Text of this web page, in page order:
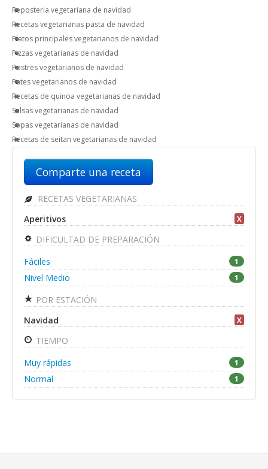
Reposteria vegetariana de navidad
Recetas vegetarianas pasta de navidad
Platos principales vegetarianos de navidad
Pizzas vegetarianas de navidad
Postres vegetarianos de navidad
Pates vegetarianos de navidad
Recetas de quinoa vegetarianas de navidad
Salsas vegetarianas de navidad
Sopas vegetarianas de navidad
Recetas de seitan vegetarianas de navidad
Comparte una receta
RECETAS VEGETARIANAS
Aperitivos
X
DIFICULTAD DE PREPARACIÓN
Fáciles
1
Nivel Medio 1
POR ESTACIÓN
Navidad
X
TIEMPO
Muy rápidas
1
Normal 1